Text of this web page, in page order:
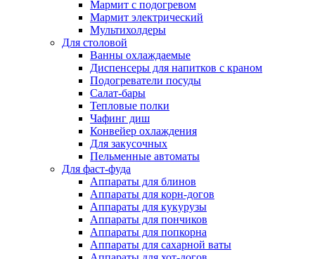
Мармит с подогревом
Мармит электрический
Мультихолдеры
Для столовой
Ванны охлаждаемые
Диспенсеры для напитков с краном
Подогреватели посуды
Салат-бары
Тепловые полки
Чафинг диш
Конвейер охлаждения
Для закусочных
Пельменные автоматы
Для фаст-фуда
Аппараты для блинов
Аппараты для корн-догов
Аппараты для кукурузы
Аппараты для пончиков
Аппараты для попкорна
Аппараты для сахарной ваты